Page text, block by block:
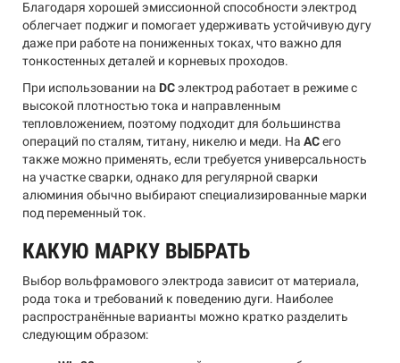
Благодаря хорошей эмиссионной способности электрод
облегчает поджиг и помогает удерживать устойчивую дугу
даже при работе на пониженных токах, что важно для
тонкостенных деталей и корневых проходов.
При использовании на DCэлектрод работает в режиме с
высокой плотностью тока и направленным
тепловложением, поэтому подходит для большинства
операций по сталям, титану, никелю и меди. На ACего
также можно применять, если требуется универсальность
на участке сварки, однако для регулярной сварки
алюминия обычно выбирают специализированные марки
под переменный ток.
КАКУЮ МАРКУ ВЫБРАТЬ
Выбор вольфрамового электрода зависит от материала,
рода тока и требований к поведению дуги. Наиболее
распространённые варианты можно кратко разделить
следующим образом: